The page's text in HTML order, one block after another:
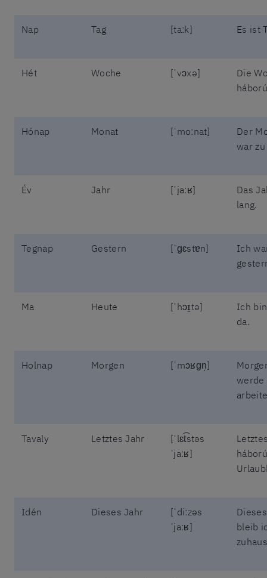
Nap Tag [taːk] Es ist
Hét Woche [ˈvɔxə]
Die
Hónap Monat [ˈmoːnat]
Der
war
Év Jahr [ˈjaːʁ]
Das
lang.
Tegnap Gestern [ˈɡɛstɐn]
Ich
Ma Heute [ˈhɔɪ̯tə]
Ich
da.
Holnap Morgen [ˈmɔʁɡn̩]
werde
Tavaly Letztes Jahr
[ˈlɛt͡stəs
ˈjaːʁ]
Idén Dieses Jahr
[ˈdiːzəs
ˈjaːʁ]
bleib